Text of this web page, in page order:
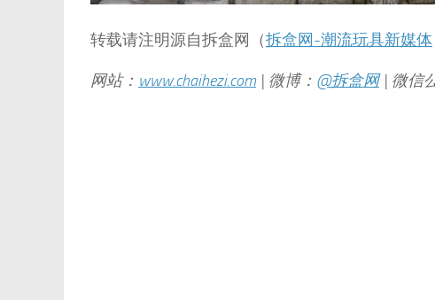
转载请注明源自拆盒网（拆盒网-潮流玩具新媒体
网站： www.chaihezi.com| 微博： @拆盒网| 微信